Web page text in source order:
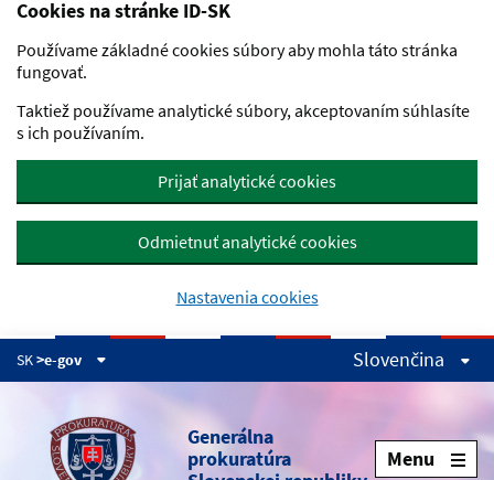
Preskočiť na hlavný obsah
Cookies na stránke ID-SK
Používame základné cookies súbory aby mohla táto stránka
fungovať.
Taktiež používame analytické súbory, akceptovaním súhlasíte
s ich používaním.
Prijať analytické cookies
Odmietnuť analytické cookies
Nastavenia cookies
SK>e-gov Slovenčina
Generálna
prokuratúra
Menu